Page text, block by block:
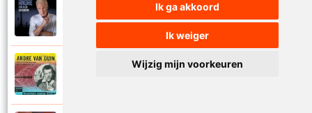
Ik ga akkoord
Ik weiger
Wijzig mijn voorkeuren
Stil in de stad
2024